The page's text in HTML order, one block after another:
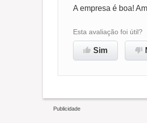
Oportunidade de
Ambiente de trabalho
Não recomenda
A empresa é boa!
Esta avaliação foi útil?
Sim